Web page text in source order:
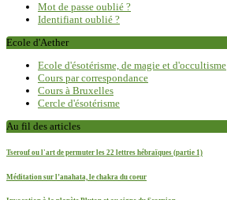
Mot de passe oublié ?
Identifiant oublié ?
Ecole d'Aether
Ecole d'ésotérisme, de magie et d'occultisme
Cours par correspondance
Cours à Bruxelles
Cercle d'ésotérisme
Au fil des articles
Tserouf ou l'art de permuter les 22 lettres hébraïques (partie 1)
Méditation sur l’anahata, le chakra du coeur